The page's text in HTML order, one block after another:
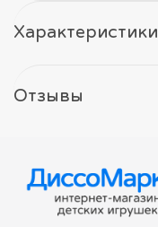
Характеристики
Отзывы